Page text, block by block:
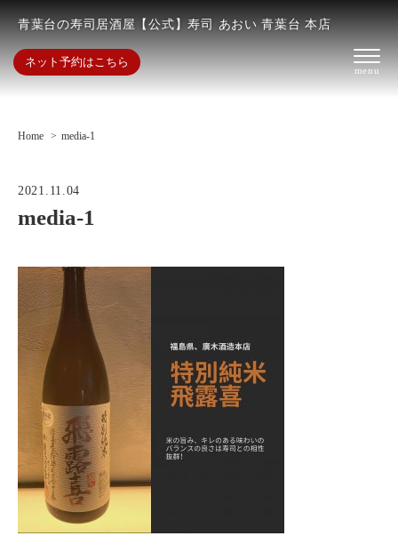
青葉台の寿司居酒屋【公式】寿司 あおい 青葉台 本店
ネット予約はこちら
Home media-1
2021.11.04
media-1